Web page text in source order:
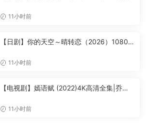
库尔|爱情 / 同性|又名：爱情现状 第二季|指
11小时前
【日剧】你的天空～晴转恋（2026）1080P
就此戏剧性交织。又名: 你的天空～天晴后的
11小时前
【电视剧】嫣语赋 (2022)4K高清全集|乔
爷梁翊从一路斗智斗勇到相伴相知，又名: 雁
11小时前